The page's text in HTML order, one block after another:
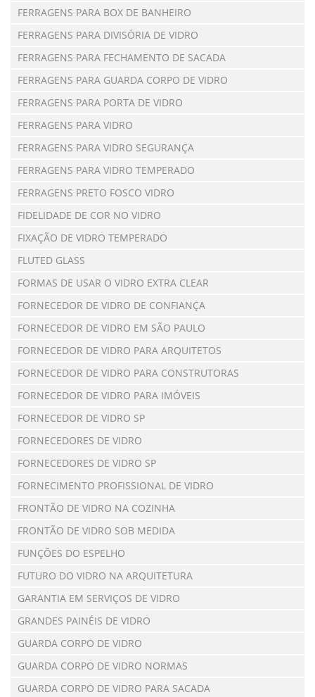
FERRAGENS PARA BOX DE BANHEIRO
FERRAGENS PARA DIVISÓRIA DE VIDRO
FERRAGENS PARA FECHAMENTO DE SACADA
FERRAGENS PARA GUARDA CORPO DE VIDRO
FERRAGENS PARA PORTA DE VIDRO
FERRAGENS PARA VIDRO
FERRAGENS PARA VIDRO SEGURANÇA
FERRAGENS PARA VIDRO TEMPERADO
FERRAGENS PRETO FOSCO VIDRO
FIDELIDADE DE COR NO VIDRO
FIXAÇÃO DE VIDRO TEMPERADO
FLUTED GLASS
FORMAS DE USAR O VIDRO EXTRA CLEAR
FORNECEDOR DE VIDRO DE CONFIANÇA
FORNECEDOR DE VIDRO EM SÃO PAULO
FORNECEDOR DE VIDRO PARA ARQUITETOS
FORNECEDOR DE VIDRO PARA CONSTRUTORAS
FORNECEDOR DE VIDRO PARA IMÓVEIS
FORNECEDOR DE VIDRO SP
FORNECEDORES DE VIDRO
FORNECEDORES DE VIDRO SP
FORNECIMENTO PROFISSIONAL DE VIDRO
FRONTÃO DE VIDRO NA COZINHA
FRONTÃO DE VIDRO SOB MEDIDA
FUNÇÕES DO ESPELHO
FUTURO DO VIDRO NA ARQUITETURA
GARANTIA EM SERVIÇOS DE VIDRO
GRANDES PAINÉIS DE VIDRO
GUARDA CORPO DE VIDRO
GUARDA CORPO DE VIDRO NORMAS
GUARDA CORPO DE VIDRO PARA SACADA